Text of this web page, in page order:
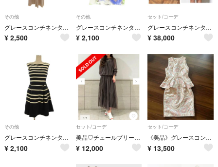
その他
グレースコンチネンタル GRACE CONTINENTAL オールインワン
¥ 2,500
その他
グレースコンチネンタル シフォンスカート 36 青 ブルー 水彩画風花柄
¥ 2,100
セット/コーデ
グレースコンチネンタル マルチフラワーレースセットアップ
¥ 38,000
その他
グレースコンチネンタル ワンピース ノースリーブ ホワイト ブラック 36
¥ 2,100
セット/コーデ
美品♡チュールプリーツトップ&スカート
¥ 12,000
セット/コーデ
《美品》グレースコンチネンタル刺繍ペプラムジャガードセットアップ♪
¥ 13,500